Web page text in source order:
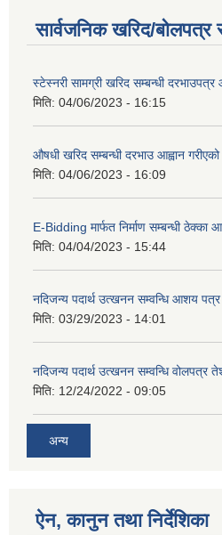
सार्वजनिक खरिद/बोलपत्र
स्टेस्नरी सामग्री खरिद सम्बन्धी दरभाउपत्र
मिति: 04/06/2023 - 16:15
औषधी खरिद सम्बन्धी दरभाउ आह्वान
मिति: 04/06/2023 - 16:09
E-Bidding मार्फत निर्माण सम्बन्धी ठेक्का
मिति: 04/04/2023 - 15:44
नदिजन्य पदार्थ उत्खनन सम्वन्धि आशय पत्र
मिति: 03/29/2023 - 14:01
नदिजन्य पदार्थ उत्खनन सम्वन्धि वोलपत्र
मिति: 12/24/2022 - 09:05
अन्य
ऐन, कानुन तथा निर्देशिका